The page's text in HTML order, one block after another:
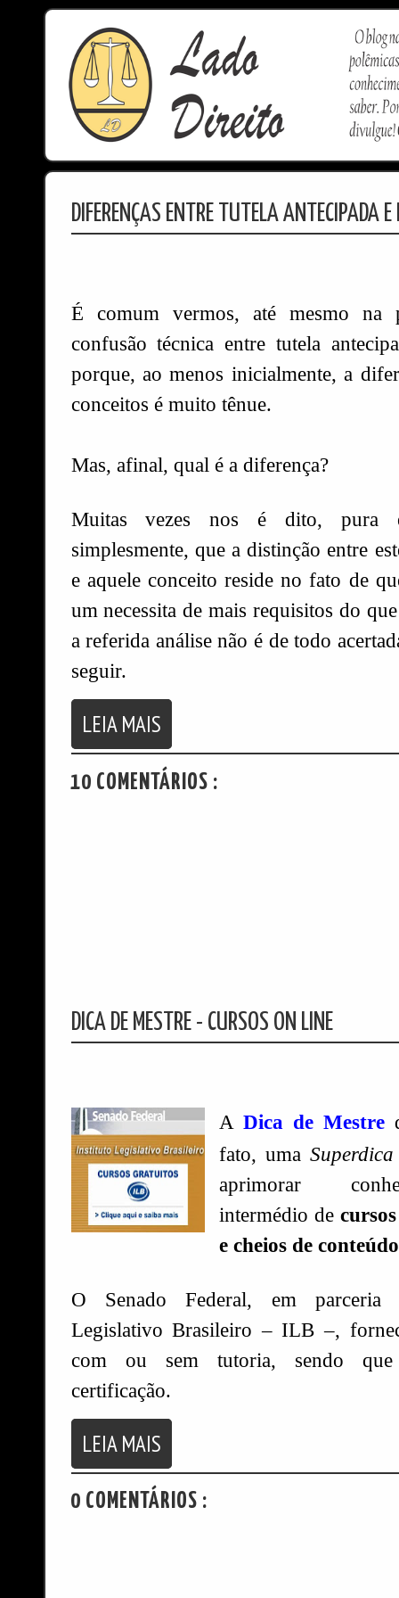
DIFERENÇAS ENTRE TUTELA ANTECIPADA
É comum vermos, até mesmo na
confusão técnica entre tutela
porque, ao menos inicialmente, a
conceitos é muito tênue.
Mas, afinal, qual é a diferença?
Muitas vezes nos é dito, pura
simplesmente, que a distinção entre
e aquele conceito reside no fato de
um necessita de mais requisitos do
a referida análise não é de todo
seguir.
LEIA MAIS
10 COMENTÁRIOS :
DICA DE MESTRE - CURSOS ON LINE
A Dica de Mestre
fato, uma Superdica
aprimorar
intermédio de
e cheios de
O Senado Federal, em
Legislativo Brasileiro – ILB –,
com ou sem tutoria, sendo que
certificação.
LEIA MAIS
0 COMENTÁRIOS :